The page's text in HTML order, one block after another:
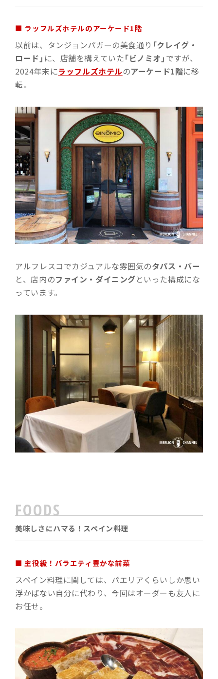
■ ラッフルズホテルのアーケード1階
以前は、タンジョンパガーの美食通り 「クレイグ・
ロード」 に、店舗を構えていた「ビノミオ」 ですが、
2024年末にラッフルズホテルのアーケード1階に移
転。
アルフレスコでカジュアルな雰囲気のタパス・バー
と、店内のファイン・ダイニングといった構成にな
っています。
FOODS
美味しさにハマる！スペイン料理
■ 主役級！バラエティ豊かな前菜
スペイン料理に関しては、パエリアくらいしか思い
浮かばない自分に代わり、今回はオーダーも友人に
お任せ。